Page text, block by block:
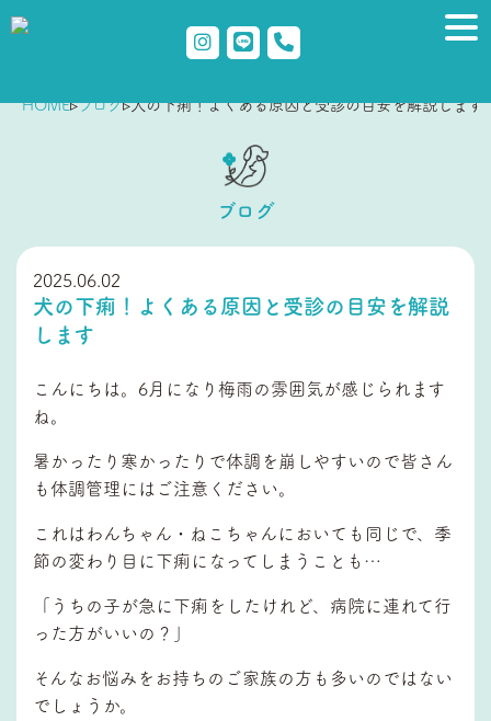
HOME▹ブログ▹犬の下痢！よくある原因と受診の目安を解説します
ブログ
2025.06.02
犬の下痢！よくある原因と受診の目安を解説
します
こんにちは。6月になり梅雨の雰囲気が感じられます
ね。
暑かったり寒かったりで体調を崩しやすいので皆さん
も体調管理にはご注意ください。
これはわんちゃん・ねこちゃんにおいても同じで、季
節の変わり目に下痢になってしまうことも…
「うちの子が急に下痢をしたけれど、病院に連れて行
った方がいいの？」
そんなお悩みをお持ちのご家族の方も多いのではない
でしょうか。